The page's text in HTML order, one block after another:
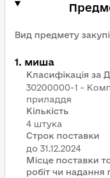
Вид предмету
1. миша
Класифікація за
30200000-1 -
приладдя
Кількість
4 штука
Строк поставки
Місце поставки
робіт чи надання